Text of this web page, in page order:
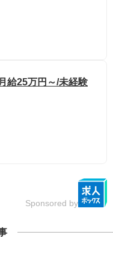
給25万円～/未経験
Sponsored by